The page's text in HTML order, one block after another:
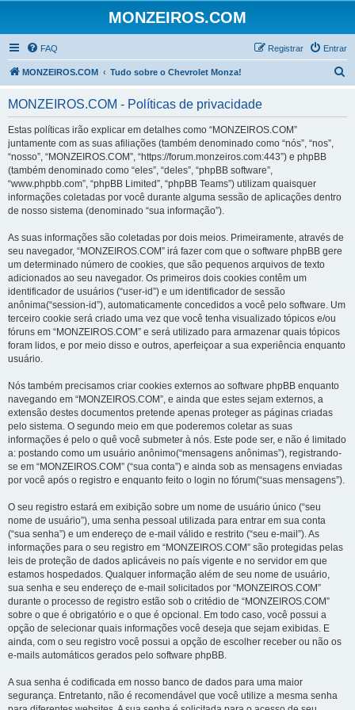
MONZEIROS.COM
FAQ Entrar
Registrar
MONZEIROS.COM Tudo sobre o Chevrolet Monza!
MONZEIROS.COM - Políticas de privacidade
Estas políticas irão explicar em detalhes como “MONZEIROS.COM”
juntamente com as suas afiliações (também denominado como “nós”, “nos”,
“nosso”, “MONZEIROS.COM”, “https://forum.monzeiros.com:443”) e phpBB
(também denominado como “eles”, “deles”, “phpBB software”,
“www.phpbb.com”, “phpBB Limited”, “phpBB Teams”) utilizam quaisquer
informações coletadas por você durante alguma sessão de aplicações dentro
de nosso sistema (denominado “sua informação”).
As suas informações são coletadas por dois meios. Primeiramente, através de
seu navegador, “MONZEIROS.COM” irá fazer com que o software phpBB gere
um determinado número de cookies, que são pequenos arquivos de texto
adicionados ao seu navegador. Os primeiros dois cookies contêm um
identificador de usuários (“user-id”) e um identificador de sessão
anônima(“session-id”), automaticamente concedidos a você pelo software. Um
terceiro cookie será criado uma vez que você tenha visualizado tópicos e/ou
fóruns em “MONZEIROS.COM” e será utilizado para armazenar quais tópicos
foram lidos, e por meio disso e outros, aperfeiçoar a sua experiência enquanto
usuário.
Nós também precisamos criar cookies externos ao software phpBB enquanto
navegando em “MONZEIROS.COM”, e ainda que estes sejam externos, a
extensão destes documentos pretende apenas proteger as páginas criadas
pelo sistema. O segundo meio em que poderemos coletar as suas
informações é pelo o quê você submeter à nós. Este pode ser, e não é limitado
a: postando como um usuário anônimo(“mensagens anônimas”), registrando-
se em “MONZEIROS.COM” (“sua conta”) e ainda sob as mensagens enviadas
por você após o registro e enquanto feito o login no fórum(“suas mensagens”).
O seu registro estará em exibição sobre um nome de usuário único (“seu
nome de usuário”), uma senha pessoal utilizada para entrar em sua conta
(“sua senha”) e um endereço de e-mail válido e restrito (“seu e-mail”). As
informações para o seu registro em “MONZEIROS.COM” são protegidas pelas
leis de proteção de dados aplicáveis no país vigente e no servidor em que
estamos hospedados. Qualquer informação além de seu nome de usuário,
sua senha e seu endereço de e-mail solicitados por “MONZEIROS.COM”
durante o processo de registro estão sob o critédio de “MONZEIROS.COM”
sobre o que é obrigatório e o que é opcional. Em todo caso, você possui a
opção de selecionar quais informações você deseja que sejam exibidas. E
ainda, com o seu registro você possui a opção de escolher receber ou não os
e-mails automáticos gerados pelo software phpBB.
A sua senha é codificada em nosso banco de dados para uma maior
segurança. Entretanto, não é recomendável que você utilize a mesma senha